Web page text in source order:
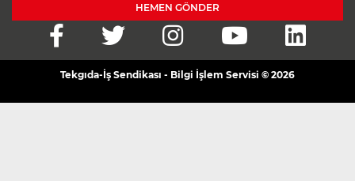
HEMEN GÖNDER
Tekgıda-İş Sendikası - Bilgi İşlem Servisi © 2026